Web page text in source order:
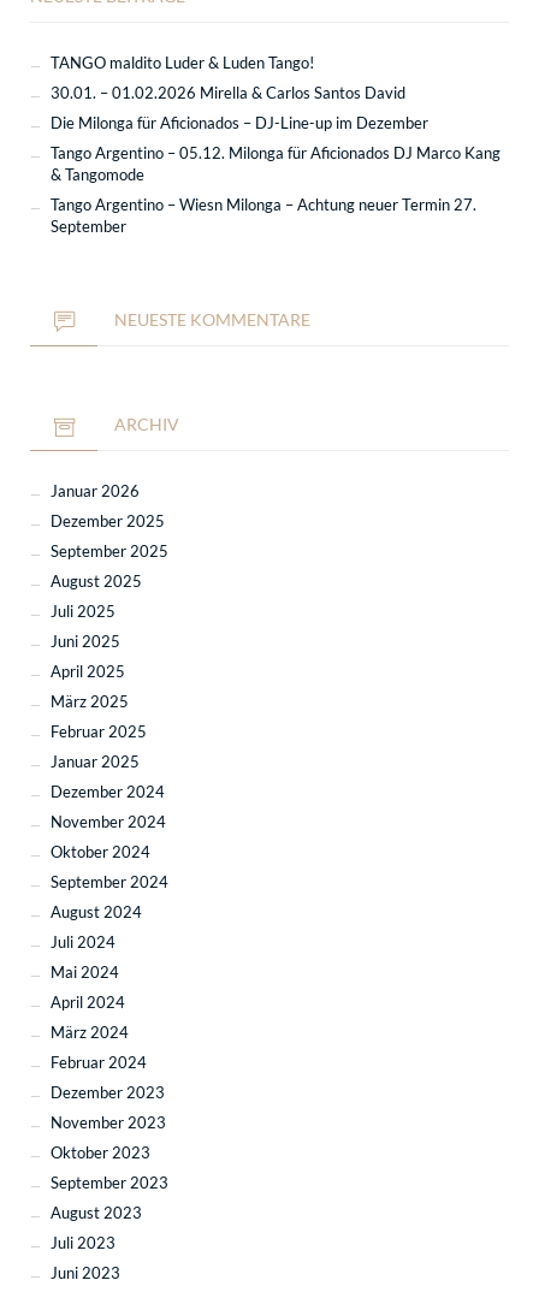
TANGO maldito Luder & Luden Tango!
30.01. – 01.02.2026 Mirella & Carlos Santos David
Die Milonga für Aficionados – DJ-Line-up im Dezember
Tango Argentino – 05.12. Milonga für Aficionados DJ Marco Kang
& Tangomode
Tango Argentino – Wiesn Milonga – Achtung neuer Termin 27.
September
NEUESTE KOMMENTARE
ARCHIV
Januar 2026
Dezember 2025
September 2025
August 2025
Juli 2025
Juni 2025
April 2025
März 2025
Februar 2025
Januar 2025
Dezember 2024
November 2024
Oktober 2024
September 2024
August 2024
Juli 2024
Mai 2024
April 2024
März 2024
Februar 2024
Dezember 2023
November 2023
Oktober 2023
September 2023
August 2023
Juli 2023
Juni 2023